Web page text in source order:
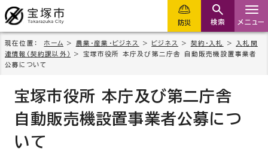
防災 検索 メニュー
現在位置： ホーム > 農業・産業・ビジネス > ビジネス > 契約・入札 >
入札関
連情報(契約課以外）
> 宝塚市役所 本庁及び第二庁舎 自動販売機設置事業者
公募について
宝塚市役所 本庁及び第二庁舎
自動販売機設置事業者公募につ
いて